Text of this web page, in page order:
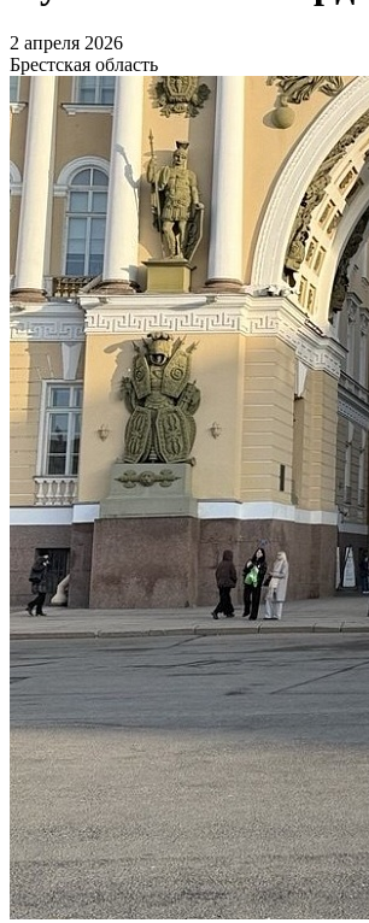
2 апреля 2026
Брестская область